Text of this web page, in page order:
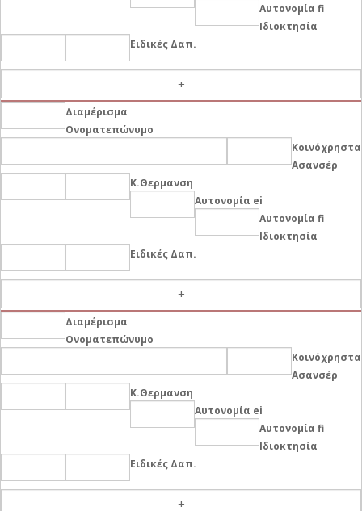
Αυτονομία fi
Ιδιοκτησία
Ειδικές Δαπ.
Διαμέρισμα
Ονοματεπώνυμο
Κοινόχρηστα
Ασανσέρ
Κ.Θερμανση
Αυτονομία ei
Αυτονομία fi
Ιδιοκτησία
Ειδικές Δαπ.
Διαμέρισμα
Ονοματεπώνυμο
Κοινόχρηστα
Ασανσέρ
Κ.Θερμανση
Αυτονομία ei
Αυτονομία fi
Ιδιοκτησία
Ειδικές Δαπ.